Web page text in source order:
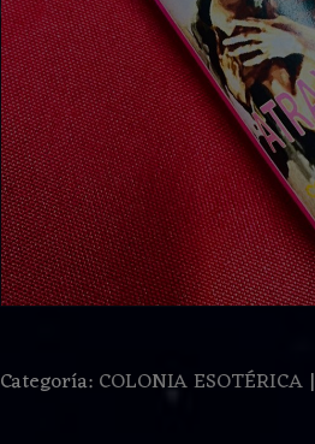
Categoría: COLONIA ESOTÉRICA|